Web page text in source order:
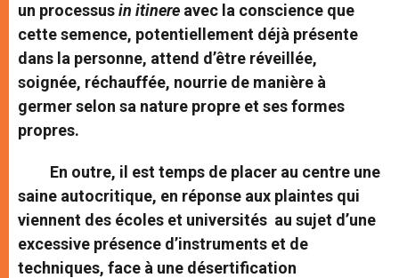
un processusin itinere avec la conscience que
cette semence, potentiellement déjà présente
dans la personne, attend d’être réveillée,
soignée, réchauffée, nourrie de manière à
germer selon sa nature propre et ses formes
propres.
En outre, il est temps de placer au centre une
saine autocritique, en réponse aux plaintes qui
viennent des écoles et universités au sujet d’une
excessive présence d’instruments et de
techniques, face à une désertification